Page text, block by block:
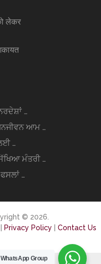
लेकर
…
ਆਮ …
…
ਮੰਤਰੀ …
…
© 2026.
Privacy Policy
Contact Us
WhatsApp Group